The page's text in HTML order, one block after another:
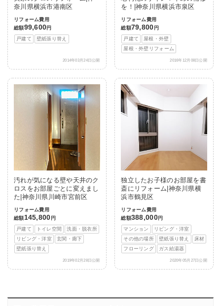
奈川県横浜市港南区
リフォーム費用
総額99,600円
戸建て
壁紙張り替え
2014年03月24日公開
を！|神奈川県横浜市泉区
リフォーム費用
総額79,800 円
戸建て
屋根・外壁
屋根・外壁リフォーム
2016年12月08日公開
汚れが気になる壁や天井のク
ロスをお部屋ごとに変えまし
た|神奈川県川崎市宮前区
リフォーム費用
総額145,800 円
戸建て
トイレ空間
洗面・脱衣所
リビング・洋室
玄関・廊下
壁紙張り替え
2019年02月28日公開
独立したお子様のお部屋を書
斎にリフォーム|神奈川県横
浜市鶴見区
リフォーム費用
総額388,000円
マンション
リビング・洋室
その他の場所
壁紙張り替え
床材
フローリング
ガス給湯器
2020年05月27日公開